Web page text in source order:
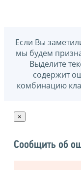
Если Вы
мы будем
Выделите
содержит
комбинацию
×
Сообщить об